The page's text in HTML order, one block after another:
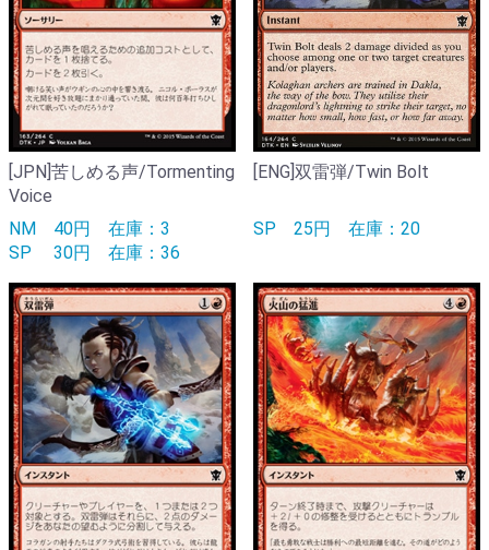
[JPN]苦しめる声/Tormenting
Voice
NM 40円 在庫：3
SP
30円 在庫：36
[ENG]双雷弾/Twin Bolt
SP 25円 在庫：20